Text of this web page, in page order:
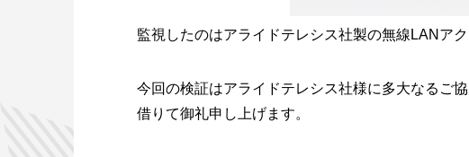
監視したのはアライドテレシス社製の無線LANア
今回の検証はアライドテレシス社様に多大なるご
借りて御礼申し上げます。